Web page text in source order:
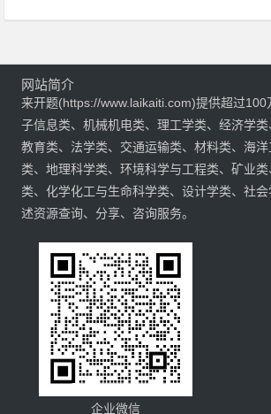
网站简介
来开题(https://www.laikaiti.com)提供超过100
子信息类、机械机电类、理工学类、经济学
教育类、法学类、交通运输类、材料类、海
类、地理科学类、环境科学与工程类、矿业
类、化学化工与生命科学类、设计学类、社
述资源查询、分享、咨询服务。
企业微信